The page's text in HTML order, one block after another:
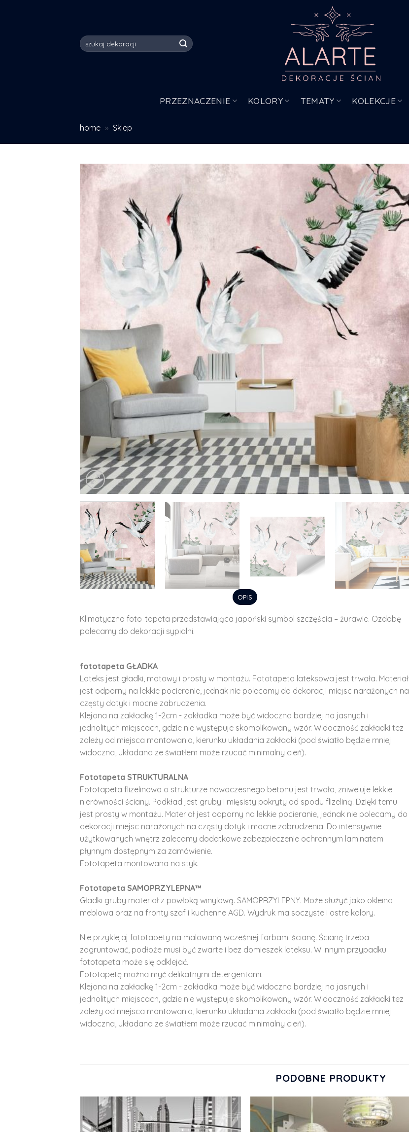
Szukaj:
PRZEZNACZENIE KOLORY TEMATY KOLEKCJE
home » Sklep
OPIS
Klimatyczna foto-tapeta przedstawiająca japoński symbol szczęścia – żurawie. Ozdobę
polecamy do dekoracji sypialni.
fototapeta GŁADKA
Lateks jest gładki, matowy i prosty w montażu. Fototapeta lateksowa jest trwała. Materiał
jest odporny na lekkie pocieranie, jednak nie polecamy do dekoracji miejsc narażonych na
częsty dotyk i mocne zabrudzenia.
Klejona na zakładkę 1-2cm - zakładka może być widoczna bardziej na jasnych i
jednolitych miejscach, gdzie nie występuje skomplikowany wzór. Widoczność zakładki tez
zależy od miejsca montowania, kierunku układania zakładki (pod światło będzie mniej
widoczna, układana ze światłem może rzucać minimalny cień).
Fototapeta STRUKTURALNA
Fototapeta flizelinowa o strukturze nowoczesnego betonu jest trwała, zniweluje lekkie
nierówności ściany. Podkład jest gruby i mięsisty pokryty od spodu flizeliną. Dzięki temu
jest prosty w montażu. Materiał jest odporny na lekkie pocieranie, jednak nie polecamy do
dekoracji miejsc narażonych na częsty dotyk i mocne zabrudzenia. Do intensywnie
użytkowanych wnętrz zalecamy dodatkowe zabezpieczenie ochronnym laminatem
płynnym dostępnym za zamówienie.
Fototapeta montowana na styk.
Fototapeta SAMOPRZYLEPNA™
Gładki gruby materiał z powłoką winylową. SAMOPRZYLEPNY. Może służyć jako okleina
meblowa oraz na fronty szaf i kuchenne AGD. Wydruk ma soczyste i ostre kolory.
Nie przyklejaj fototapety na malowaną wcześniej farbami ścianę. Ścianę trzeba
zagruntować, podłoże musi być zwarte i bez domieszek lateksu. W innym przypadku
fototapeta może się odklejać.
Fototapetę można myć delikatnymi detergentami.
Klejona na zakładkę 1-2cm - zakładka może być widoczna bardziej na jasnych i
jednolitych miejscach, gdzie nie występuje skomplikowany wzór. Widoczność zakładki tez
zależy od miejsca montowania, kierunku układania zakładki (pod światło będzie mniej
widoczna, układana ze światłem może rzucać minimalny cień).
PODOBNE PRODUKTY